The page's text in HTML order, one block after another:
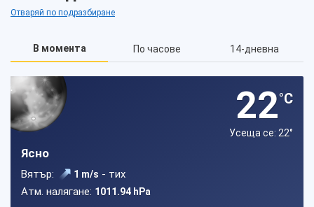
Отваряй по подразбиране
В момента По часове 14-дневна
22°C
Усеща се: 22°
Ясно
Вятър: 1 m/s - тих
Атм. налягане: 1011.94 hPa